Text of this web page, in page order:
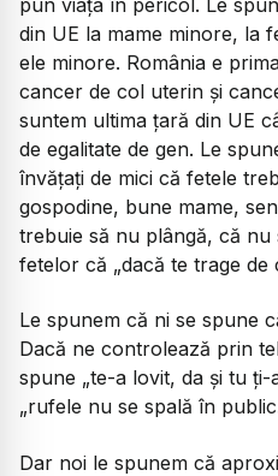
din UE la mame minore, la
ele minore. România e
cancer de col uterin și
suntem ultima țară din UE
de egalitate de gen. Le
învățați de mici că fetele
gospodine, bune mame,
trebuie să nu plângă, că
fetelor că „dacă te trage de
Le spunem că ni se spune
Dacă ne controlează prin
spune „te-a lovit, da și tu ți-
„rufele nu se spală în
Dar noi le spunem că